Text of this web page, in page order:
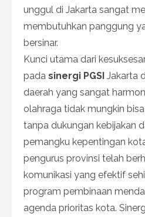
unggul di Jakarta sangat
membutuhkan panggung
bersinar.
Kunci utama dari
pada sinergi PGSI Jakarta
daerah yang sangat
olahraga tidak mungkin
tanpa dukungan kebijakan
pemangku kepentingan
pengurus provinsi telah
komunikasi yang efektif
program pembinaan
agenda prioritas kota.